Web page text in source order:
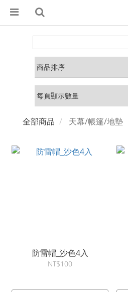
全部商品 天幕/帳篷/地墊
防雷帽_沙色4入
NT$100